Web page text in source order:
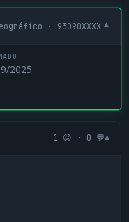
· 93090XXXX ▾
2025
1 😡 · 0 💬▾